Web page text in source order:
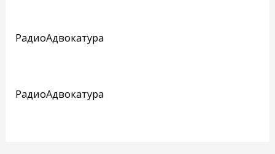
РадиоАдвокатура
РадиоАдвокатура